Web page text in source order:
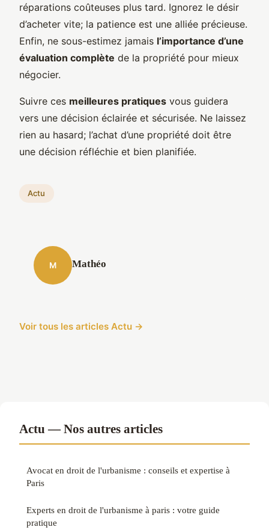
réparations coûteuses plus tard. Ignorez le désir
d’acheter vite; la patience est une alliée précieuse.
Enfin, ne sous-estimez jamais l’importance d’une
évaluation complète de la propriété pour mieux
négocier.
Suivre ces meilleures pratiques vous guidera
vers une décision éclairée et sécurisée. Ne laissez
rien au hasard; l’achat d’une propriété doit être
une décision réfléchie et bien planifiée.
Actu
M Mathéo
Voir tous les articles Actu →
Actu — Nos autres articles
Avocat en droit de l'urbanisme : conseils et expertise à
Paris
Experts en droit de l'urbanisme à paris : votre guide
pratique